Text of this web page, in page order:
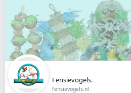
Fensievogels.
fensievogels.nl